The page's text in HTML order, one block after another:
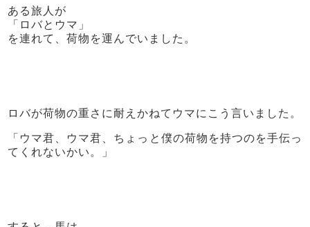
ある旅人が
「ロバとウマ」
を連れて、荷物を運んでいました。
ロバが荷物の重さに耐えかねてウマにこう言いました。
「ウマ君、ウマ君、ちょっと僕の荷物を持つのを手伝っ
てくれないかい。」